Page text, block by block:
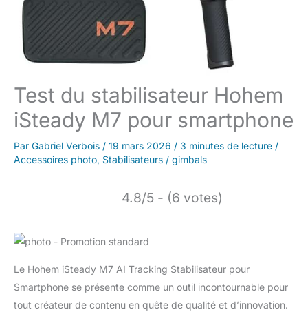
Test du stabilisateur Hohem
iSteady M7 pour smartphone
Par Gabriel Verbois / 19 mars 2026 / 3 minutes de lecture /
Accessoires photo, Stabilisateurs / gimbals
4.8/5 - (6 votes)
Le Hohem iSteady M7 AI Tracking Stabilisateur pour
Smartphone se présente comme un outil incontournable pour
tout créateur de contenu en quête de qualité et d’innovation.